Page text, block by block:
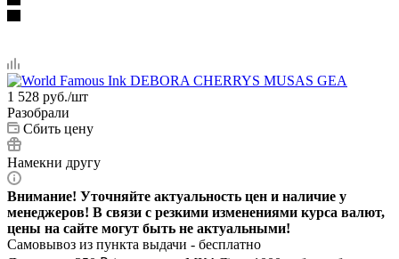
1 528 руб./шт
Разобрали
Сбить цену
Намекни другу
Внимание! Уточняйте актуальность цен и наличие у
менеджеров! В связи с резкими изменениями курса валют,
цены на сайте могут быть не актуальными!
Самовывоз из пункта выдачи - бесплатно